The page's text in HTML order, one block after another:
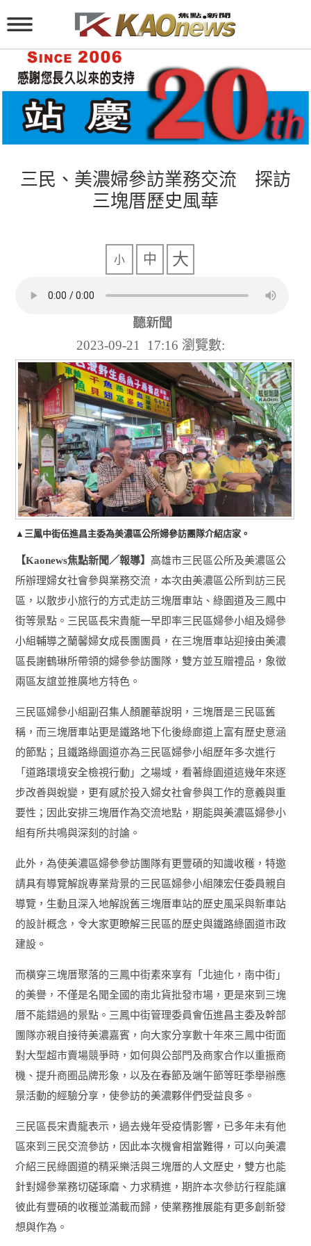
三民、美濃婦參訪業務交流 探訪
三塊厝歷史風華
小 中 大
2023-09-21 17:16 瀏覽數:
▲三鳳中街伍進昌主委為美濃區公所婦參訪團隊介紹店家。
【Kaonews焦點新聞／報導】 高雄市三民區公所及美濃區公
所辦理婦女社會參與業務交流，本次由美濃區公所到訪三民
區，以散步小旅行的方式走訪三塊厝車站、綠園道及三鳳中
街等景點。三民區長宋貴龍一早即率三民區婦參小組及婦參
小組輔導之蘭馨婦女成長團團員，在三塊厝車站迎接由美濃
區長謝鶴琳所帶領的婦參參訪團隊，雙方並互贈禮品，象徵
兩區友誼並推廣地方特色。
三民區婦參小組副召集人顏麗華說明，三塊厝是三民區舊
稱，而三塊厝車站更是鐵路地下化後綠廊道上富有歷史意涵
的節點；且鐵路綠園道亦為三民區婦參小組歷年多次進行
「道路環境安全檢視行動」之場域，看著綠園道這幾年來逐
步改善與蛻變，更有感於投入婦女社會參與工作的意義與重
要性；因此安排三塊厝作為交流地點，期能與美濃區婦參小
組有所共鳴與深刻的討論。
此外，為使美濃區婦參參訪團隊有更豐碩的知識收穫，特邀
請具有導覽解說專業背景的三民區婦參小組陳宏任委員親自
導覽，生動且深入地解說舊三塊厝車站的歷史風采與新車站
的設計概念，令大家更瞭解三民區的歷史與鐵路綠園道市政
建設。
而橫穿三塊厝聚落的三鳳中街素來享有「北迪化，南中街」
的美譽，不僅是名聞全國的南北貨批發市場，更是來到三塊
厝不能錯過的景點。三鳳中街管理委員會伍進昌主委及幹部
團隊亦親自接待美濃嘉賓，向大家分享數十年來三鳳中街面
對大型超市賣場競爭時，如何與公部門及商家合作以重振商
機、提升商圈品牌形象，以及在春節及端午節等旺季舉辦應
景活動的經驗分享，使參訪的美濃夥伴們受益良多。
三民區長宋貴龍表示，過去幾年受疫情影響，已多年未有他
區來到三民交流參訪，因此本次機會相當難得，可以向美濃
介紹三民綠園道的精采樂活與三塊厝的人文歷史，雙方也能
針對婦參業務切磋琢磨、力求精進，期許本次參訪行程能讓
彼此有豐碩的收穫並滿載而歸，使業務推展能有更多創新發
想與作為。